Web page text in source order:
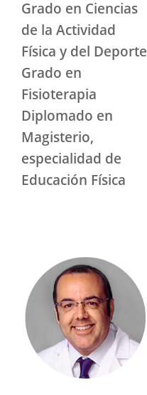
Grado en Ciencias
de la Actividad
Física y del Deporte
Grado en
Fisioterapia
Diplomado en
Magisterio,
especialidad de
Educación Física